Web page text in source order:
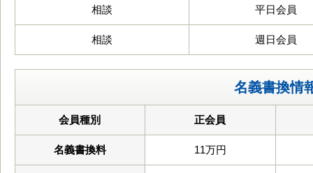
相談 平日会員
相談 週日会員
名義書換情
会員種別 正会員
名義書換料 11万円